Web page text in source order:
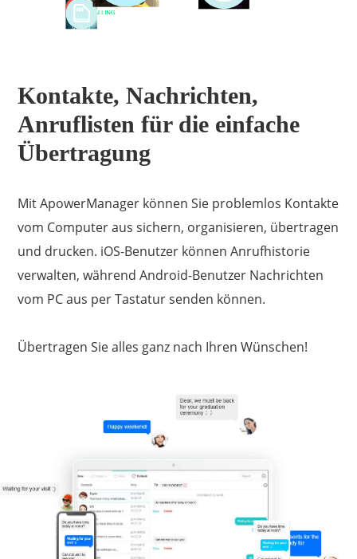
Kontakte, Nachrichten,
Anruflisten für die einfache
Übertragung
Mit ApowerManager können Sie problemlos Kontakte
vom Computer aus sichern, organisieren, übertragen
und drucken. iOS-Benutzer können Anrufhistorie
verwalten, während Android-Benutzer Nachrichten
vom PC aus per Tastatur senden können.
Übertragen Sie alles ganz nach Ihren Wünschen!